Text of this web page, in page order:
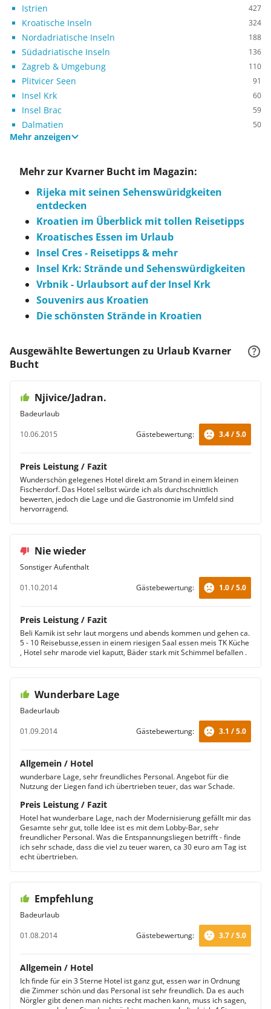
Istrien 427
Kroatische Inseln 324
Nordadriatische Inseln 188
Südadriatische Inseln 136
Zagreb & Umgebung 110
Plitvicer Seen 91
Insel Krk 60
Insel Brac 59
Dalmatien 50
Mehr anzeigen
Mehr zur Kvarner Bucht im Magazin:
Rijeka mit seinen Sehenswüridgkeiten
entdecken
Kroatien im Überblick mit tollen Reisetipps
Kroatisches Essen im Urlaub
Insel Cres - Reisetipps & mehr
Insel Krk: Strände und Sehenswürdigkeiten
Vrbnik - Urlaubsort auf der Insel Krk
Souvenirs aus Kroatien
Die schönsten Strände in Kroatien
Ausgewählte Bewertungen zu Urlaub Kvarner
Bucht
Njivice/Jadran.
Badeurlaub
10.06.2015
Gästebewertung: 3.4 / 5.0
Preis Leistung / Fazit
Wunderschön gelegenes Hotel direkt am Strand in einem kleinen
Fischerdorf. Das Hotel selbst würde ich als durchschnittlich
bewerten, jedoch die Lage und die Gastronomie im Umfeld sind
hervorragend.
Nie wieder
Sonstiger Aufenthalt
01.10.2014
Gästebewertung: 1.0 / 5.0
Preis Leistung / Fazit
Beli Kamik ist sehr laut morgens und abends kommen und gehen ca.
5 - 10 Reisebusse,essen in einem riesigen Saal essen meis TK Küche
, Hotel sehr marode viel kaputt, Bäder stark mit Schimmel befallen .
Wunderbare Lage
Badeurlaub
01.09.2014
Gästebewertung: 3.1 / 5.0
Allgemein / Hotel
wunderbare Lage, sehr freundliches Personal. Angebot für die
Nutzung der Liegen fand ich übertrieben teuer, das war Schade.
Preis Leistung / Fazit
Hotel hat wunderbare Lage, nach der Modernisierung gefällt mir das
Gesamte sehr gut, tolle Idee ist es mit dem Lobby-Bar, sehr
freundlicher Personal. Was die Entspannungsliegen betrifft - finde
ich sehr schade, dass die viel zu teuer waren, ca 30 euro am Tag ist
echt übertrieben.
Empfehlung
Badeurlaub
01.08.2014
Gästebewertung: 3.7 / 5.0
Allgemein / Hotel
Ich finde für ein 3 Sterne Hotel ist ganz gut, essen war in Ordnung
die Zimmer schön und das Personal ist sehr freundlich. Da es auch
Nörgler gibt denen man nichts recht machen kann, muss ich sagen,